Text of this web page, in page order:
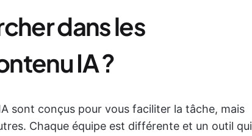
dans les
IA ?
sont conçus pour vous faciliter la tâche, mais
Chaque équipe est différente et un outil qui